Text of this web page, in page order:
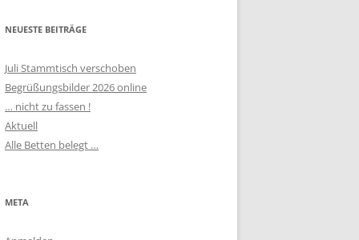
NEUESTE BEITRÄGE
Juli Stammtisch verschoben
Begrüßungsbilder 2026 online
… nicht zu fassen !
Aktuell
Alle Betten belegt …
META